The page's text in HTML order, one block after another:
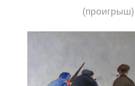
(проигрыш)